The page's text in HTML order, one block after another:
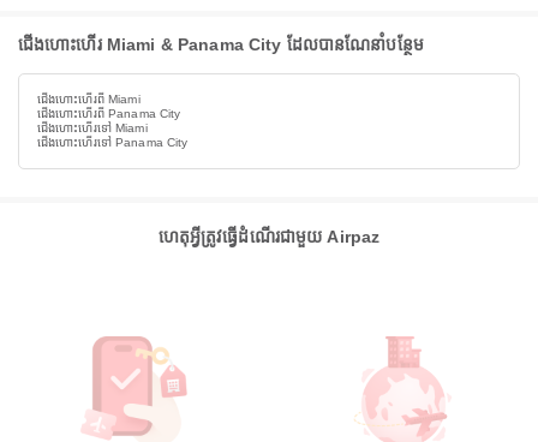
ជើងហោះហើរ Miami & Panama City ដែលបានណែនាំបន្ថែម
ជើងហោះហើរពី Miami
ជើងហោះហើរពី Panama City
ជើងហោះហើរទៅ Miami
ជើងហោះហើរទៅ Panama City
ហេតុអ្វីត្រូវធ្វើដំណើរជាមួយ Airpaz